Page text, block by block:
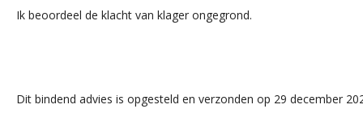
Ik beoordeel de klacht van klager ongegrond.
Dit bindend advies is opgesteld en verzonden op 29 december